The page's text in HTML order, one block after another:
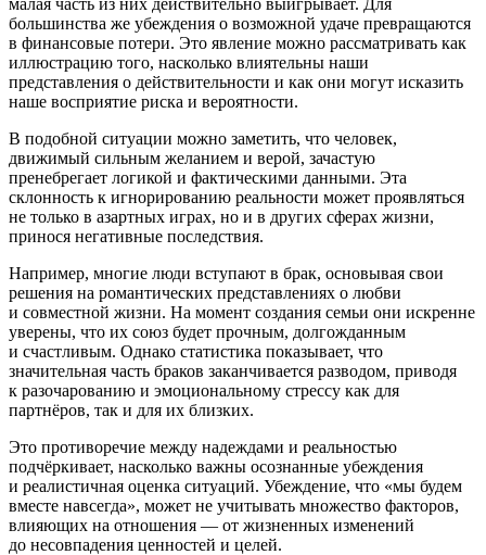
большинства же убеждения о возможной удаче превращаются
в финансовые потери. Это явление можно рассматривать как
иллюстрацию того, насколько влиятельны наши
представления о действительности и как они могут исказить
наше восприятие риска и вероятности.
В подобной ситуации можно заметить, что человек,
движимый сильным желанием и верой, зачастую
пренебрегает логикой и фактическими данными. Эта
склонность к игнорированию реальности может проявляться
не только в азартных играх, но и в других сферах жизни,
принося негативные последствия.
Например, многие люди вступают в брак, основывая свои
решения на романтических представлениях о любви
и совместной жизни. На момент создания семьи они искренне
уверены, что их союз будет прочным, долгожданным
и счастливым. Однако статистика показывает, что
значительная часть браков заканчивается разводом, приводя
к разочарованию и эмоциональному стрессу как для
партнёров, так и для их близких.
Это противоречие между надеждами и реальностью
подчёркивает, насколько важны осознанные убеждения
и реалистичная оценка ситуаций. Убеждение, что «мы будем
вместе навсегда», может не учитывать множество факторов,
влияющих на отношения — от жизненных изменений
до несовпадения ценностей и целей.